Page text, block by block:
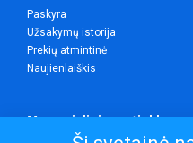
Paskyra
Užsakymų istorija
Prekių atmintinė
Naujienlaiškis
Mes socialiniuose tinkluose